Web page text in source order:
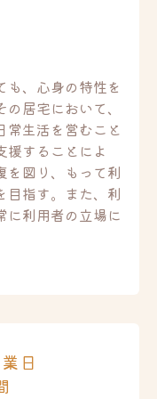
、心身の特性を
居宅において、
常生活を営むこと
援することによ
を図り、もって利
目指す。また、利
に利用者の立場に
日